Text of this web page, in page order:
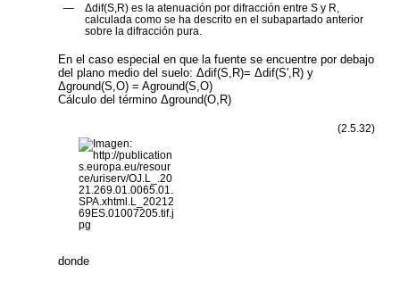
— Δdif(S,R)es la atenuación por difracción entre Sy R
calculada como se ha descrito en el subapartado anterior
sobre la difracción pura.
En el caso especial en que la fuente se encuentre por debajo
del plano medio del suelo: Δdif(S,R)= Δdif(S',R)y
Δground(S,O)= Aground(S,O)
Cálculo del términoΔground(O,R)
(2.5.32)
donde